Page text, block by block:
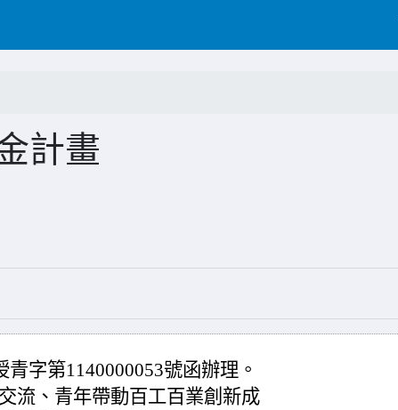
計畫
字第1140000053號函辦理。
流、青年帶動百工百業創新成